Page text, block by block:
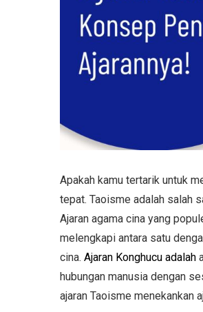
Apakah kamu tertarik untuk
tepat. Taoisme adalah salah
Ajaran agama cina yang
melengkapi antara satu
cina. Ajaran Konghucu adalah
hubungan manusia dengan
ajaran Taoisme menekankan